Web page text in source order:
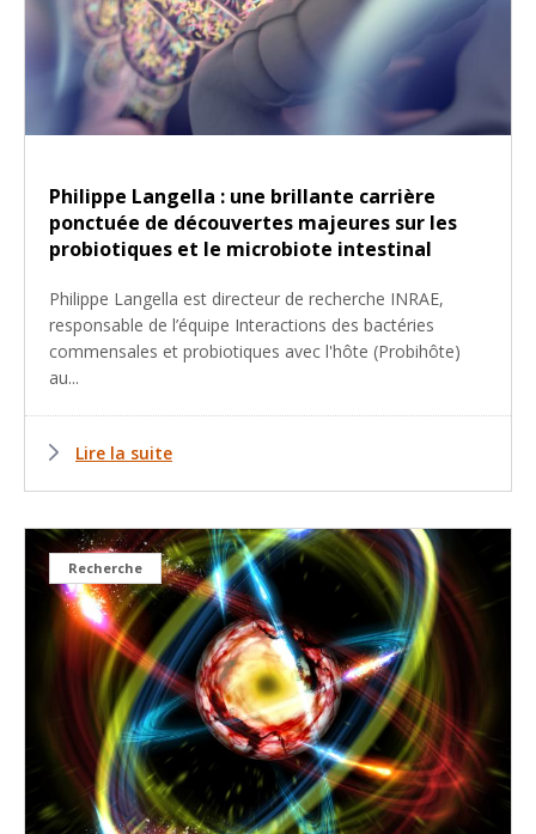
Philippe Langella : une brillante carrière
ponctuée de découvertes majeures sur les
probiotiques et le microbiote intestinal
Philippe Langella est directeur de recherche INRAE,
responsable de l’équipe Interactions des bactéries
commensales et probiotiques avec l'hôte (Probihôte)
au...
Lire la suite
Recherche